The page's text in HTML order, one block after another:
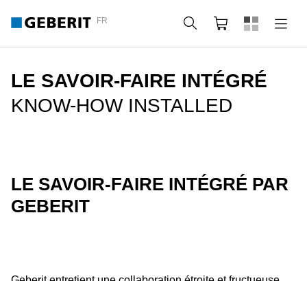
FR Rechercher
Panier
LE SAVOIR-FAIRE INTÉGRÉ
KNOW-HOW INSTALLED
LE SAVOIR-FAIRE INTÉGRÉ PAR
GEBERIT